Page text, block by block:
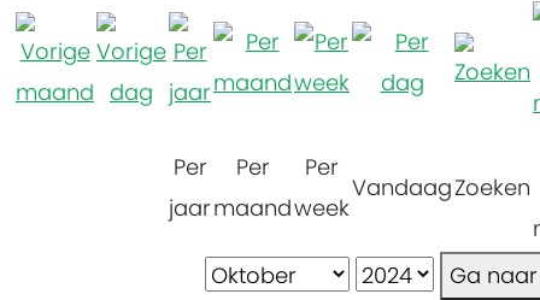
Per
jaar
Per
maand
Per
week
VandaagZoeken
Ga